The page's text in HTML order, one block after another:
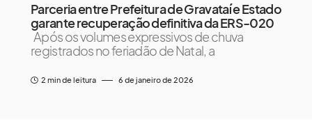
Parceria entre Prefeitura de Gravataí e Estado
garante recuperação definitiva da ERS-020
Após os volumes expressivos de chuva
registrados no feriadão de Natal, a
2 min de leitura 6 de janeiro de 2026